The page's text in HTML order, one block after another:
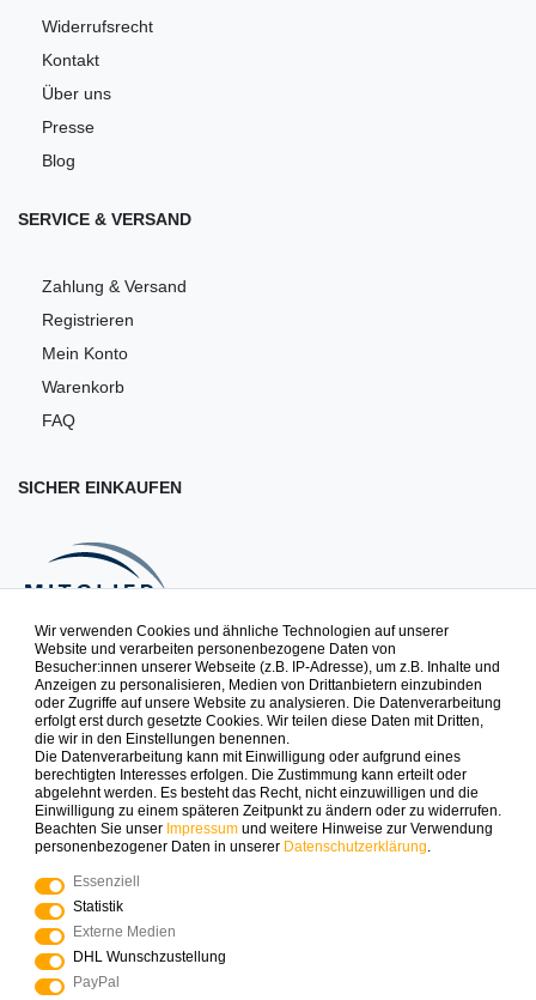
Widerrufsrecht
Kontakt
Über uns
Presse
Blog
SERVICE & VERSAND
Zahlung & Versand
Registrieren
Mein Konto
Warenkorb
FAQ
SICHER EINKAUFEN
NEWSLETTER
Spielspaß zuerst erfahren. Newsletter abonnieren & 10% auf
die erste Bestellung sichern.
ABONNIEREN
Wir verwenden Cookies und ähnliche Technologien auf unserer
Website und verarbeiten personenbezogene Daten von
Besucher:innen unserer Webseite (z.B. IP-Adresse), um z.B. Inhalte und
Anzeigen zu personalisieren, Medien von Drittanbietern einzubinden
oder Zugriffe auf unsere Website zu analysieren. Die Datenverarbeitung
erfolgt erst durch gesetzte Cookies. Wir teilen diese Daten mit Dritten,
die wir in den Einstellungen benennen.
Die Datenverarbeitung kann mit Einwilligung oder aufgrund eines
berechtigten Interesses erfolgen. Die Zustimmung kann erteilt oder
abgelehnt werden. Es besteht das Recht, nicht einzuwilligen und die
Einwilligung zu einem späteren Zeitpunkt zu ändern oder zu widerrufen.
Beachten Sie unser Impressum und weitere Hinweise zur Verwendung
personenbezogener Daten in unserer Daten­schutz­erklärung.
Essenziell
Statistik
Externe Medien
DHL Wunschzustellung
PayPal